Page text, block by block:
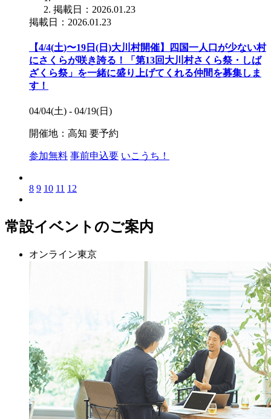
掲載日：2026.01.23
掲載日：2026.01.23
【4/4(土)〜19日(日)大川村開催】四国一人口が少ない村
にさくらが咲き誇る！「第13回大川村さくら祭・しば
ざくら祭」を一緒に盛り上げてくれる仲間を募集しま
す！
04/04(土) - 04/19(日)
開催地：高知 要予約
参加無料 事前申込要 いこうち！
8 9 10 11 12
常設イベントのご案内
オンライン東京